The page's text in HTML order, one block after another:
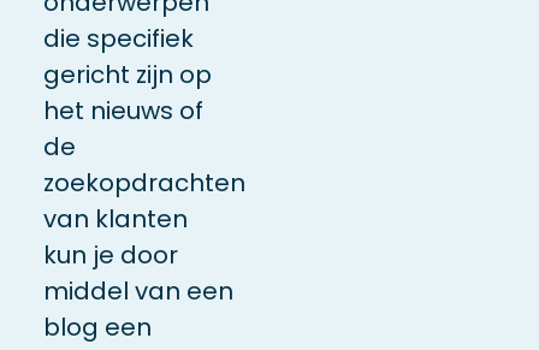
die specifiek
gericht zijn op
het nieuws of
de
zoekopdrachten
van klanten
kun je door
middel van een
blog een